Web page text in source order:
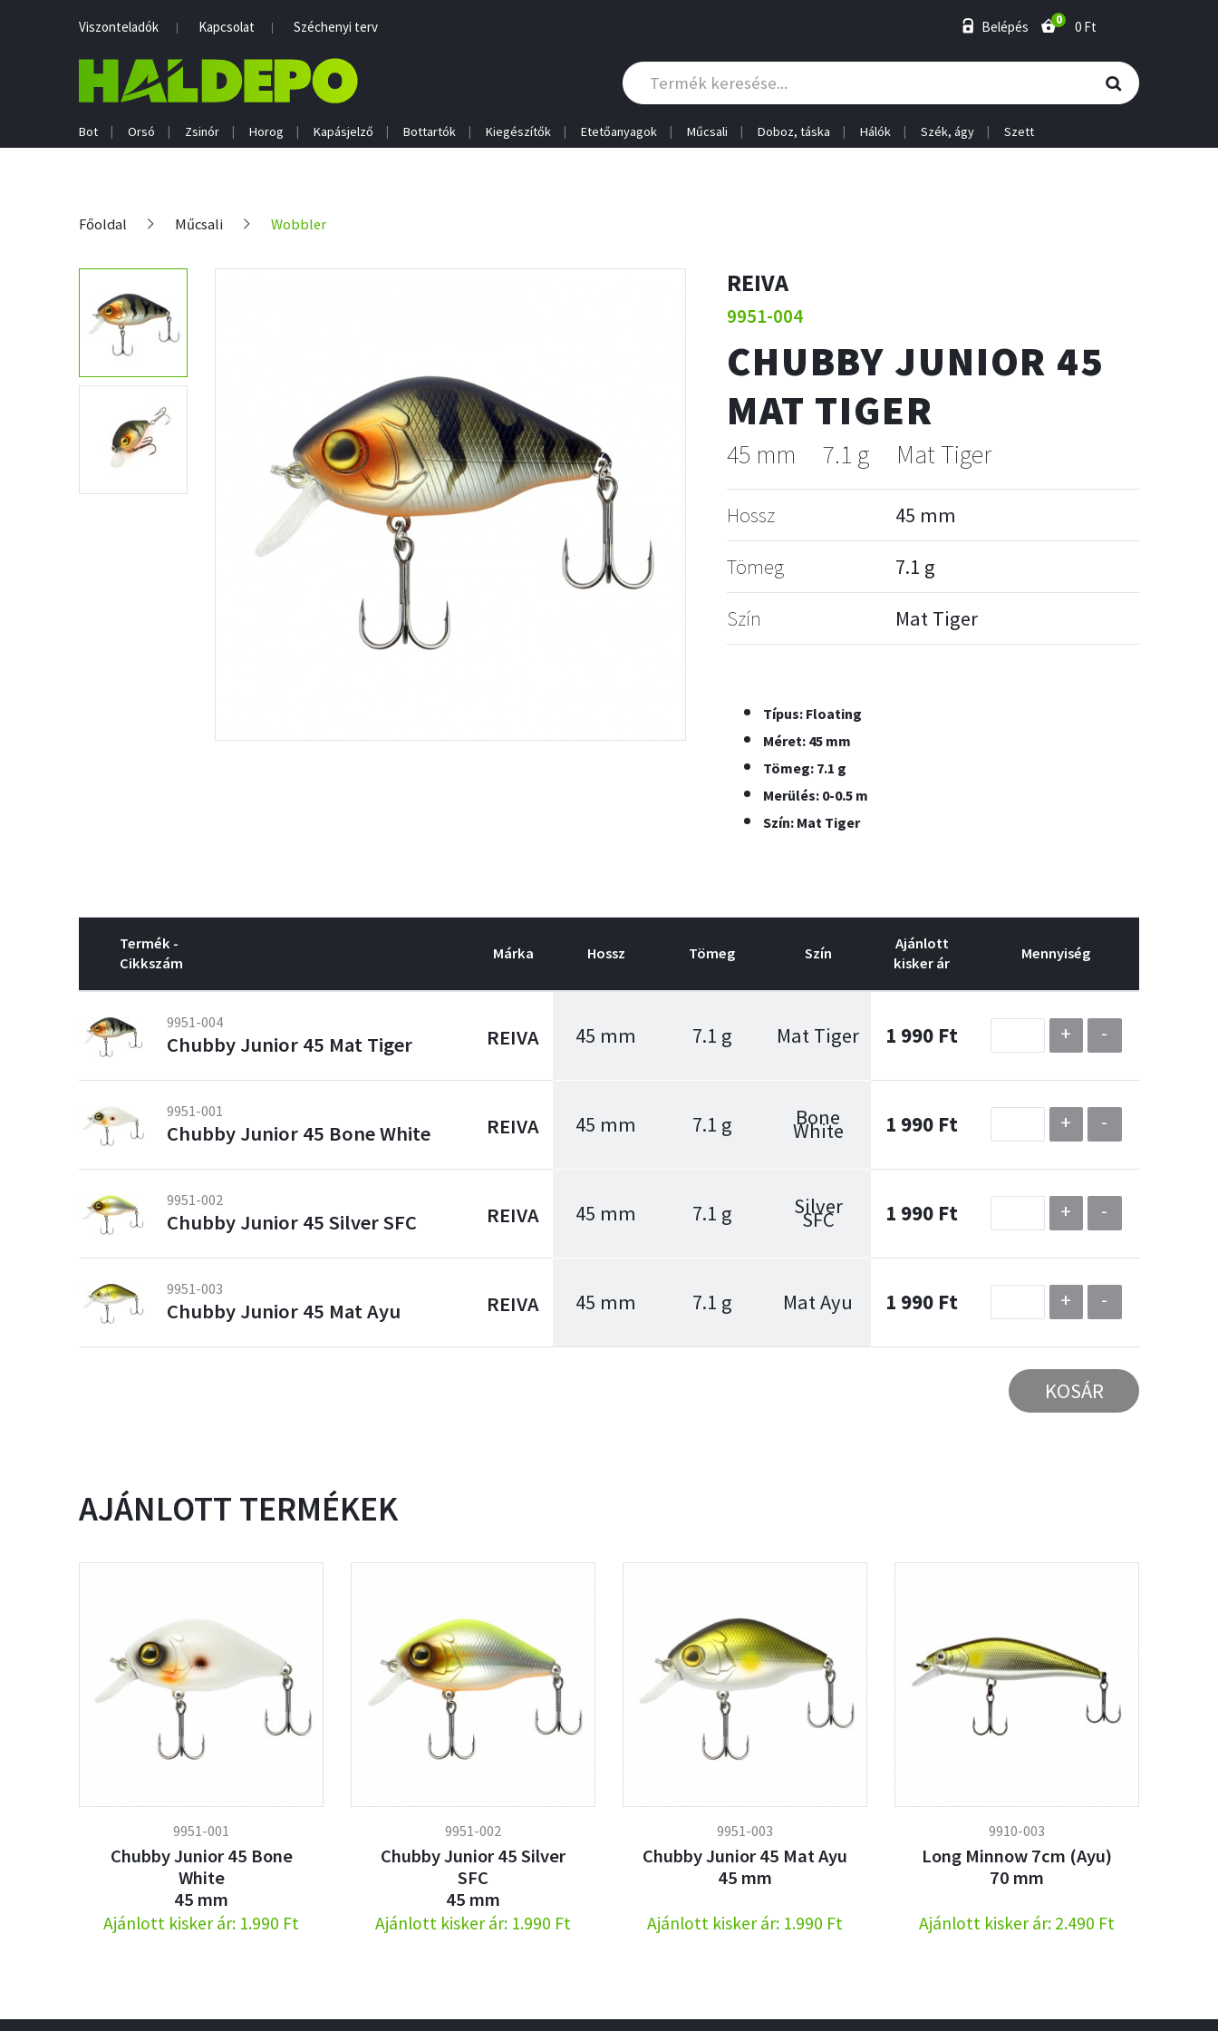
Viszonteladók Kapcsolat Széchenyi terv Belépés 0 0 Ft
Bot Orsó Zsinór Horog Kapásjelző Bottartók Kiegészítők Etetőanyagok Műcsali Doboz, táska Hálók Szék, ágy Szett
Főoldal Műcsali Wobbler
REIVA
9951-004
CHUBBY JUNIOR 45
MAT TIGER
45 mm 7.1 g Mat Tiger
Hossz 45 mm
Tömeg 7.1 g
Szín Mat Tiger
Típus: Floating
Méret: 45 mm
Tömeg: 7.1 g
Merülés: 0-0.5 m
Szín: Mat Tiger
Termék -
Cikkszám
Márka Hossz Tömeg Szín
Ajánlott
kisker ár
Mennyiség
9951-004
Chubby Junior 45 Mat Tiger REIVA 45 mm 7.1 g Mat Tiger 1 990 Ft + -
9951-001
Chubby Junior 45 Bone White REIVA 45 mm 7.1 g Bone
White 1 990 Ft + -
9951-002
Chubby Junior 45 Silver SFC REIVA 45 mm 7.1 g Silver
SFC 1 990 Ft + -
9951-003
Chubby Junior 45 Mat Ayu REIVA 45 mm 7.1 g Mat Ayu 1 990 Ft + -
KOSÁR
AJÁNLOTT TERMÉKEK
9951-001
Chubby Junior 45 Bone
White
45 mm
Ajánlott kisker ár: 1.990 Ft
9951-002
Chubby Junior 45 Silver
SFC
45 mm
Ajánlott kisker ár: 1.990 Ft
9951-003
Chubby Junior 45 Mat Ayu
45 mm
Ajánlott kisker ár: 1.990 Ft
9910-003
Long Minnow 7cm (Ayu)
70 mm
Ajánlott kisker ár: 2.490 Ft